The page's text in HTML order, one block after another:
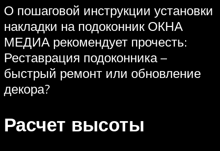
О пошаговой инструкции установки
накладки на подоконник ОКНА
МЕДИА рекомендует прочесть:
Реставрация подоконника –
быстрый ремонт или обновление
декора?
Расчет высоты